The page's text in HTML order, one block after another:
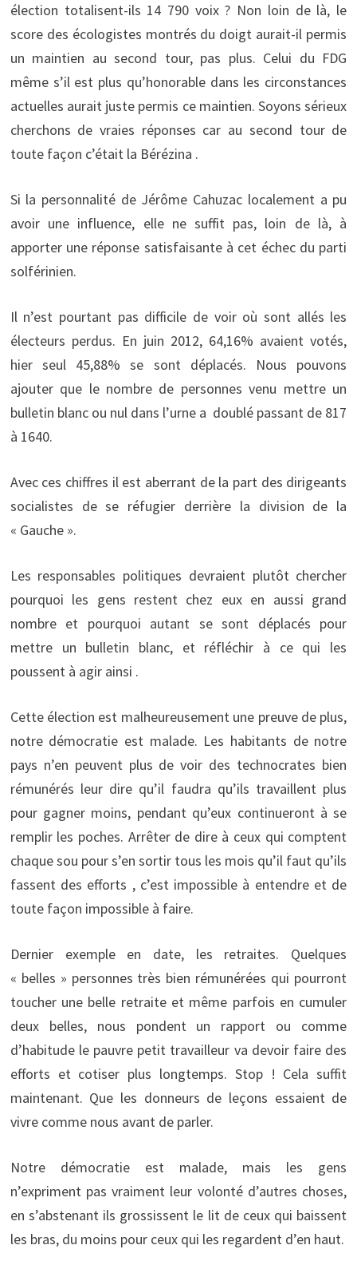
élection totalisent-ils 14 790 voix ? Non loin de là, le
score des écologistes montrés du doigt aurait-il permis
un maintien au second tour, pas plus. Celui du FDG
même s’il est plus qu’honorable dans les circonstances
actuelles aurait juste permis ce maintien. Soyons sérieux
cherchons de vraies réponses car au second tour de
toute façon c’était la Bérézina .
Si la personnalité de Jérôme Cahuzac localement a pu
avoir une influence, elle ne suffit pas, loin de là, à
apporter une réponse satisfaisante à cet échec du parti
solférinien.
Il n’est pourtant pas difficile de voir où sont allés les
électeurs perdus. En juin 2012, 64,16% avaient votés,
hier seul 45,88% se sont déplacés. Nous pouvons
ajouter que le nombre de personnes venu mettre un
bulletin blanc ou nul dans l’urne a doublé passant de 817
à 1640.
Avec ces chiffres il est aberrant de la part des dirigeants
socialistes de se réfugier derrière la division de la
« Gauche ».
Les responsables politiques devraient plutôt chercher
pourquoi les gens restent chez eux en aussi grand
nombre et pourquoi autant se sont déplacés pour
mettre un bulletin blanc, et réfléchir à ce qui les
poussent à agir ainsi .
Cette élection est malheureusement une preuve de plus,
notre démocratie est malade. Les habitants de notre
pays n’en peuvent plus de voir des technocrates bien
rémunérés leur dire qu’il faudra qu’ils travaillent plus
pour gagner moins, pendant qu’eux continueront à se
remplir les poches. Arrêter de dire à ceux qui comptent
chaque sou pour s’en sortir tous les mois qu’il faut qu’ils
fassent des efforts , c’est impossible à entendre et de
toute façon impossible à faire.
Dernier exemple en date, les retraites. Quelques
« belles » personnes très bien rémunérées qui pourront
toucher une belle retraite et même parfois en cumuler
deux belles, nous pondent un rapport ou comme
d’habitude le pauvre petit travailleur va devoir faire des
efforts et cotiser plus longtemps. Stop ! Cela suffit
maintenant. Que les donneurs de leçons essaient de
vivre comme nous avant de parler.
Notre démocratie est malade, mais les gens
n’expriment pas vraiment leur volonté d’autres choses,
en s’abstenant ils grossissent le lit de ceux qui baissent
les bras, du moins pour ceux qui les regardent d’en haut.